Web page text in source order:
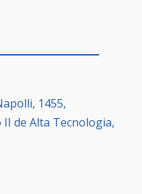
1455,
II de Alta Tecnologia,